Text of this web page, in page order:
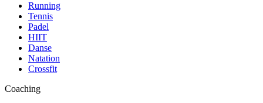
Running
Tennis
Padel
HIIT
Danse
Natation
Crossfit
Coaching